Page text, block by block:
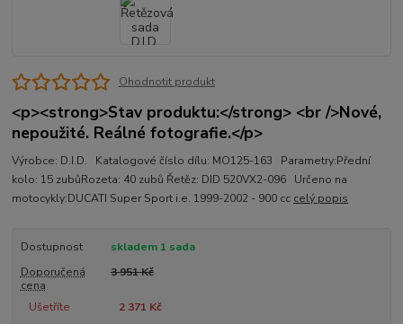
Ohodnotit produkt
<p><strong>Stav produktu:</strong> <br />Nové,
nepoužité. Reálné fotografie.</p>
Výrobce: D.I.D. Katalogové číslo dílu: MO125-163 Parametry:Přední
kolo: 15 zubůRozeta: 40 zubů Řetěz: DID 520VX2-096 Určeno na
motocykly:DUCATI Super Sport i.e. 1999-2002 - 900 cc celý popis
Dostupnost
skladem 1 sada
Doporučená
cena
3 951 Kč
Ušetříte 2 371 Kč